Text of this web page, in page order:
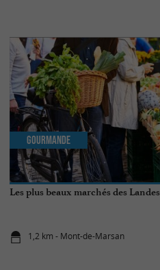
Les plus beaux marchés des Landes
1,2 km - Mont-de-Marsan
Gourmande